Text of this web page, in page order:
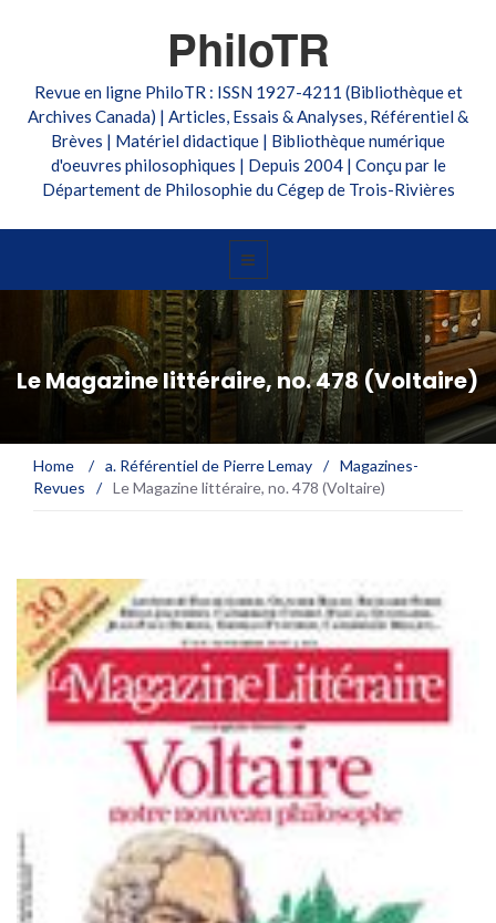
PhiloTR
Revue en ligne PhiloTR : ISSN 1927-4211 (Bibliothèque et
Archives Canada) | Articles, Essais & Analyses, Référentiel &
Brèves | Matériel didactique | Bibliothèque numérique
d'oeuvres philosophiques | Depuis 2004 | Conçu par le
Département de Philosophie du Cégep de Trois-Rivières
Le Magazine littéraire, no. 478 (Voltaire)
Home / a. Référentiel de Pierre Lemay / Magazines-
Revues
/ Le Magazine littéraire, no. 478 (Voltaire)